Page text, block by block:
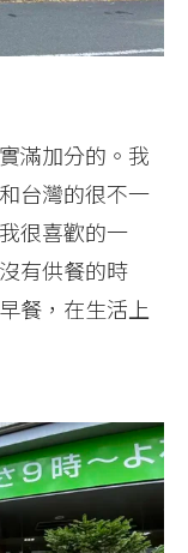
滿加分的。我
台灣的很不一
很喜歡的一
有供餐的時
餐，在生活上